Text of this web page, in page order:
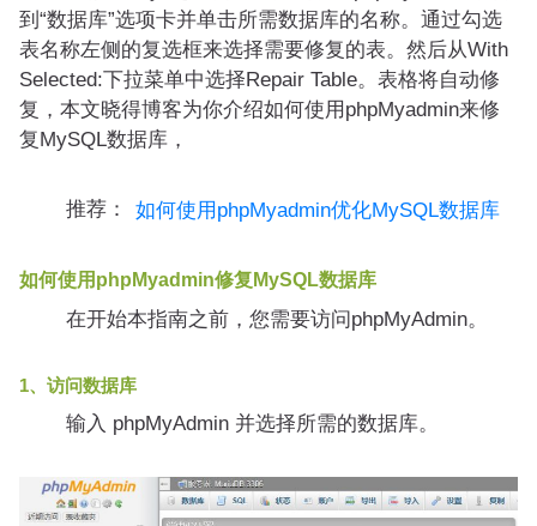
到“数据库”选项卡并单击所需数据库的名称。通过勾选
表名称左侧的复选框来选择需要修复的表。然后从With
Selected:下拉菜单中选择Repair Table。表格将自动修
复，本文晓得博客为你介绍如何使用phpMyadmin来修
复MySQL数据库，
推荐： 如何使用phpMyadmin优化MySQL数据库
如何使用phpMyadmin修复MySQL数据库
在开始本指南之前，您需要访问phpMyAdmin。
1、访问数据库
输入 phpMyAdmin 并选择所需的数据库。